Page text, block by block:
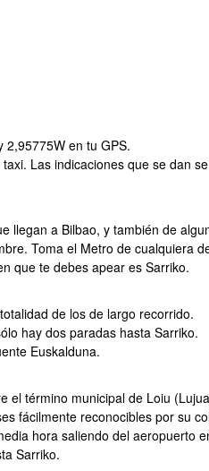
2,95775W en tu GPS.
Las indicaciones que se dan se
llegan a Bilbao, y también de
Toma el Metro de cualquiera
que te debes apear es Sarriko.
de los de largo recorrido.
hay dos paradas hasta Sarriko.
Euskalduna.
el término municipal de Loiu
fácilmente reconocibles por su
hora saliendo del aeropuerto
Sarriko.